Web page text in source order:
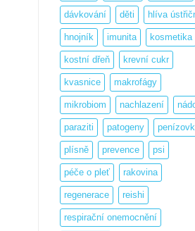
dávkování děti hlíva
hnojník imunita kosmetika
kostní dřeň krevní cukr
kvasnice makrofágy
mikrobiom nachlazení
paraziti patogeny
plísně prevence psi
péče o pleť rakovina
regenerace reishi
respirační onemocnění